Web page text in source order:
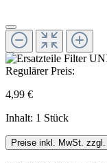
Regulärer Preis:
4,99 €
Inhalt: 1 Stück
Preise inkl. MwSt.